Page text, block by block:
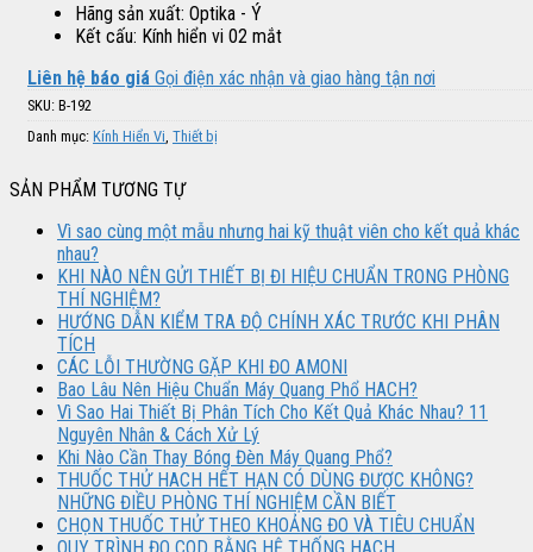
Hãng sản xuất: Optika - Ý
Kết cấu: Kính hiển vi 02 mắt
Liên hệ báo giá Gọi điện xác nhận và giao hàng tận nơi
SKU: B-192
Danh mục: Kính Hiển Vi Thiết bị
SẢN PHẨM TƯƠNG TỰ
Vì sao cùng một mẫu nhưng hai kỹ thuật viên cho kết quả khác
nhau?
KHI NÀO NÊN GỬI THIẾT BỊ ĐI HIỆU CHUẨN TRONG PHÒNG
THÍ NGHIỆM?
HƯỚNG DẪN KIỂM TRA ĐỘ CHÍNH XÁC TRƯỚC KHI PHÂN
TÍCH
CÁC LỖI THƯỜNG GẶP KHI ĐO AMONI
Bao Lâu Nên Hiệu Chuẩn Máy Quang Phổ HACH?
Vì Sao Hai Thiết Bị Phân Tích Cho Kết Quả Khác Nhau? 11
Nguyên Nhân & Cách Xử Lý
Khi Nào Cần Thay Bóng Đèn Máy Quang Phổ?
THUỐC THỬ HACH HẾT HẠN CÓ DÙNG ĐƯỢC KHÔNG?
NHỮNG ĐIỀU PHÒNG THÍ NGHIỆM CẦN BIẾT
CHỌN THUỐC THỬ THEO KHOẢNG ĐO VÀ TIÊU CHUẨN
QUY TRÌNH ĐO COD BẰNG HỆ THỐNG HACH